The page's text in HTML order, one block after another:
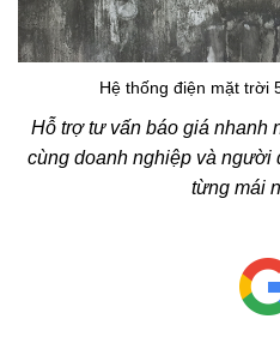
Hệ thống điện mặt trời
Hỗ trợ tư vấn báo giá nhanh
cùng doanh nghiệp và người
từng mái